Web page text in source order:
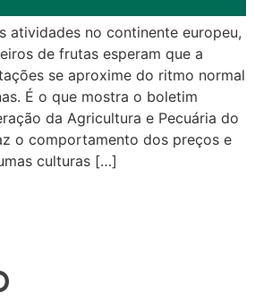
atividades no continente europeu,
de frutas esperam que a
se aproxime do ritmo normal
É o que mostra o boletim
da Agricultura e Pecuária do
o comportamento dos preços e
culturas […]